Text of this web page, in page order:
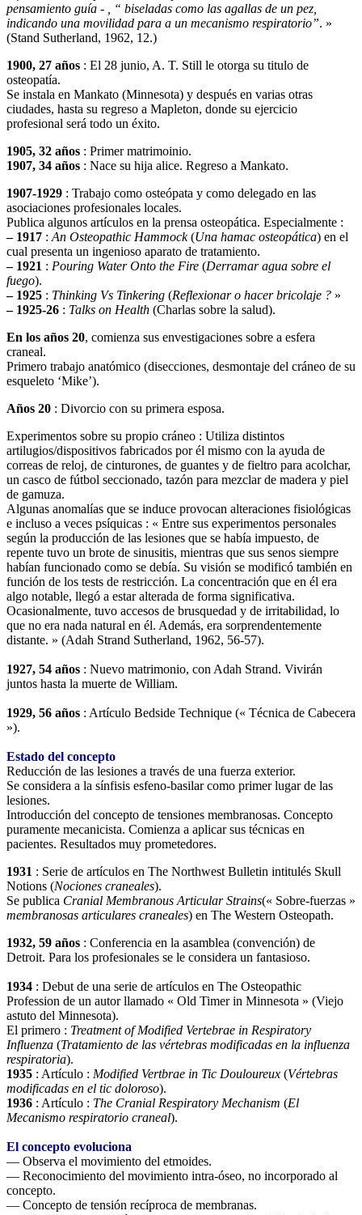
pensamiento guía - , “ biseladas como las agallas de un pez,
indicando una movilidad para a un mecanismo respiratorio”. »
(Stand Sutherland, 1962, 12.)
1900, 27 años : El 28 junio, A. T. Still le otorga su titulo de
osteopatía.
Se instala en Mankato (Minnesota) y después en varias otras
ciudades, hasta su regreso a Mapleton, donde su ejercicio
profesional será todo un éxito.
1905, 32 años : Primer matrimoinio.
1907, 34 años : Nace su hija alice. Regreso a Mankato.
1907-1929 : Trabajo como osteópata y como delegado en las
asociaciones profesionales locales.
Publica algunos artículos en la prensa osteopática. Especialmente :
– 1917 : An Osteopathic Hammock(Una hamac osteopática) en el
cual presenta un ingenioso aparato de tratamiento.
– 1921 : Pouring Water Onto the Fire (Derramar agua sobre el
fuego).
– 1925 : Thinking Vs Tinkering (Reflexionar o hacer bricolaje ? »
– 1925-26 : Talks on Health (Charlas sobre la salud).
En los años 20, comienza sus envestigaciones sobre a esfera
craneal.
Primero trabajo anatómico (disecciones, desmontaje del cráneo de su
esqueleto ‘Mike’).
Años 20 : Divorcio con su primera esposa.
Experimentos sobre su propio cráneo : Utiliza distintos
artilugios/dispositivos fabricados por él mismo con la ayuda de
correas de reloj, de cinturones, de guantes y de fieltro para acolchar,
un casco de fútbol seccionado, tazón para mezclar de madera y piel
de gamuza.
Algunas anomalías que se induce provocan alteraciones fisiológicas
e incluso a veces psíquicas : « Entre sus experimentos personales
según la producción de las lesiones que se había impuesto, de
repente tuvo un brote de sinusitis, mientras que sus senos siempre
habían funcionado como se debía. Su visión se modificó también en
función de los tests de restricción. La concentración que en él era
algo notable, llegó a estar alterada de forma significativa.
Ocasionalmente, tuvo accesos de brusquedad y de irritabilidad, lo
que no era nada natural en él. Además, era sorprendentemente
distante. » (Adah Strand Sutherland, 1962, 56-57).
1927, 54 años : Nuevo matrimonio, con Adah Strand. Vivirán
juntos hasta la muerte de William.
1929, 56 años : Artículo Bedside Technique (« Técnica de Cabecera
»).
Estado del concepto
Reducción de las lesiones a través de una fuerza exterior.
Se considera a la sínfisis esfeno-basilar como primer lugar de las
lesiones.
Introducción del concepto de tensiones membranosas. Concepto
puramente mecanicista. Comienza a aplicar sus técnicas en
pacientes. Resultados muy prometedores.
1931 : Serie de artículos en The Northwest Bulletin intitulés Skull
Notions (Nociones craneales).
Se publica Cranial Membranous Articular Strains(« Sobre-fuerzas »
membranosas articulares craneales) en The Western Osteopath.
1932, 59 años : Conferencia en la asamblea (convención) de
Detroit. Para los profesionales se le considera un fantasioso.
1934 : Debut de una serie de artículos en The Osteopathic
Profession de un autor llamado « Old Timer in Minnesota » (Viejo
astuto del Minnesota).
El primero : Treatment of Modified Vertebrae in Respiratory
Influenza (Tratamiento de las vértebras modificadas en la influenza
respiratoria).
1935 : Artículo : Modified Vertbrae in Tic Douloureux (Vértebras
modificadas en el tic doloroso).
1936 : Artículo : The Cranial Respiratory Mechanism (El
Mecanismo respiratorio craneal).
El concepto evoluciona
— Observa el movimiento del etmoides.
— Reconocimiento del movimiento intra-óseo, no incorporado al
concepto.
— Concepto de tensión recíproca de membranas.